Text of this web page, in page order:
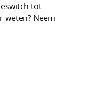
tot
weten? Neem